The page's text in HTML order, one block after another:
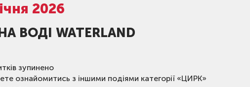
2026
ВОДІ WATERLAND
зупинено
ознайомитись з іншими подіями категорії «ЦИРК»